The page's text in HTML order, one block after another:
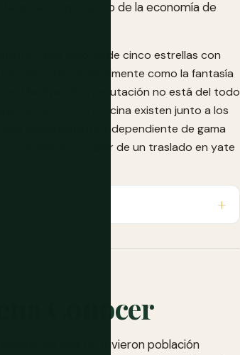
producto de la economía de
hacia resorts de cinco estrellas con
internacionalmente como la fantasía
Maldivas. Esa reputación no está del todo
con cocina existen junto a los
genuinamente independiente de gama
y avioneta en lugar de un traslado en yate
Conocer
las islas no tuvieron población